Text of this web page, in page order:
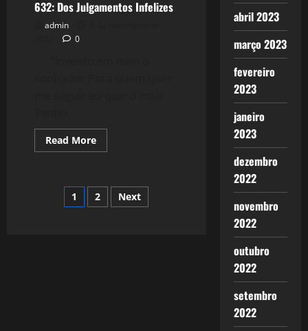
Que
Partem,
632: Dos Julgamentos Infelizes
admin
0
Read MoreRead
more
Julgamentos
Infelizes
Paginação
1 2 Next
abril 2023
março 2023
fevereiro
2023
janeiro
2023
dezembro
2022
novembro
2022
outubro
2022
setembro
2022